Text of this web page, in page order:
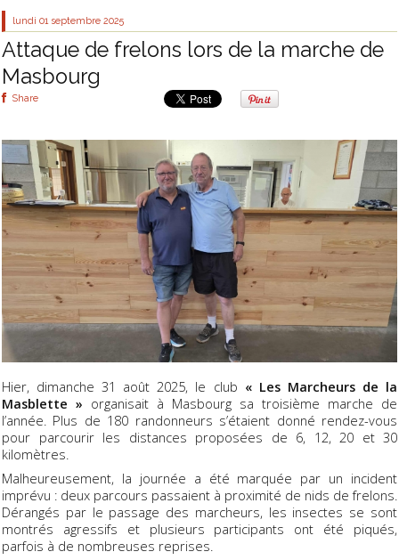
lundi 01 septembre 2025
Attaque de frelons lors de la marche de
Masbourg
Share
Hier, dimanche 31 août 2025, le club « Les Marcheurs de la
Masblette » organisait à Masbourg sa troisième marche de
l’année. Plus de 180 randonneurs s’étaient donné rendez-vous
pour parcourir les distances proposées de 6, 12, 20 et 30
kilomètres.
Malheureusement, la journée a été marquée par un incident
imprévu : deux parcours passaient à proximité de nids de frelons.
Dérangés par le passage des marcheurs, les insectes se sont
montrés agressifs et plusieurs participants ont été piqués,
parfois à de nombreuses reprises.